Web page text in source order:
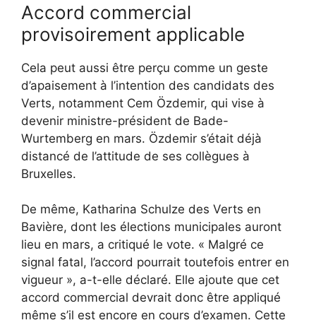
Accord commercial
provisoirement applicable
Cela peut aussi être perçu comme un geste
d’apaisement à l’intention des candidats des
Verts, notamment Cem Özdemir, qui vise à
devenir ministre-président de Bade-
Wurtemberg en mars. Özdemir s’était déjà
distancé de l’attitude de ses collègues à
Bruxelles.
De même, Katharina Schulze des Verts en
Bavière, dont les élections municipales auront
lieu en mars, a critiqué le vote. « Malgré ce
signal fatal, l’accord pourrait toutefois entrer en
vigueur », a-t-elle déclaré. Elle ajoute que cet
accord commercial devrait donc être appliqué
même s’il est encore en cours d’examen. Cette